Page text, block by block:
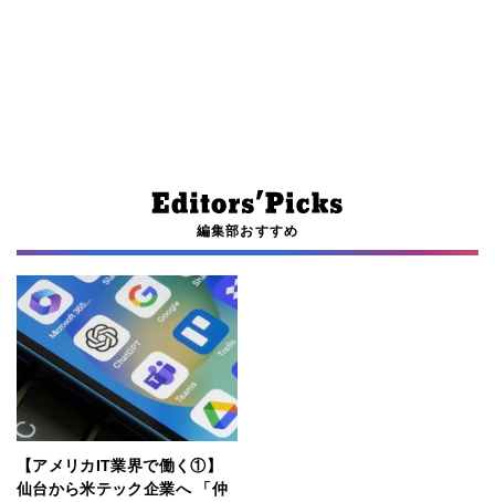
編集部おすすめ
【アメリカIT業界で働く①】
仙台から米テック企業へ 「仲